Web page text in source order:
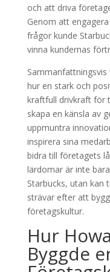
och att driva
Genom att
frågor kunde
vinna kundernas
Sammanfattningsvis
hur en stark och
kraftfull drivkraft för
skapa en känsla av
uppmuntra
inspirera sina
bidra till företagets
lärdomar är inte
Starbucks, utan kan
strävar efter att
företagskultur.
Hur
Byggde